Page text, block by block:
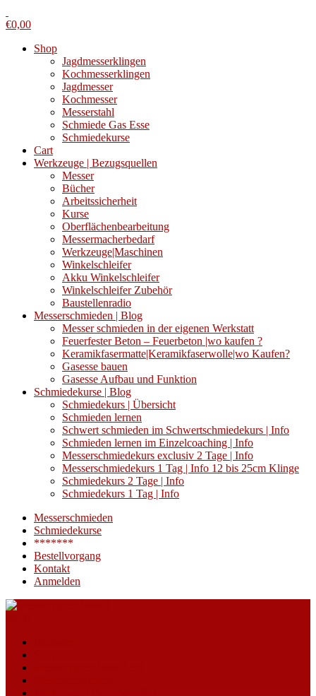
€0,00
Shop
Jagdmesserklingen
Kochmesserklingen
Jagdmesser
Kochmesser
Messerstahl
Schmiede Gas Esse
Schmiedekurse
Cart
Werkzeuge | Bezugsquellen
Messer
Bücher
Arbeitssicherheit
Kurse
Oberflächenbearbeitung
Messermacherbedarf
Werkzeuge|Maschinen
Winkelschleifer
Akku Winkelschleifer
Winkelschleifer Zubehör
Baustellenradio
Messerschmieden | Blog
Messer schmieden in der eigenen Werkstatt
Feuerfester Beton – Feuerbeton |wo kaufen ?
Keramikfasermatte|Keramikfaserwolle|wo Kaufen?
Gasesse bauen
Gasesse Aufbau und Funktion
Schmiedekurse | Blog
Schmiedekurs | Übersicht
Schmieden lernen
Schwert schmieden im Schwertschmiedekurs | Info
Schmieden lernen im Einzelcoaching | Info
Messerschmiedekurs exclusiv 2 Tage | Info
Messerschmiedekurs 1 Tag | Info 12 bis 25cm Klinge
Schmiedekurs 2 Tage | Info
Schmiedekurs 1 Tag | Info
Messerschmieden
Schmiedekurse
*******
Bestellvorgang
Kontakt
Anmelden